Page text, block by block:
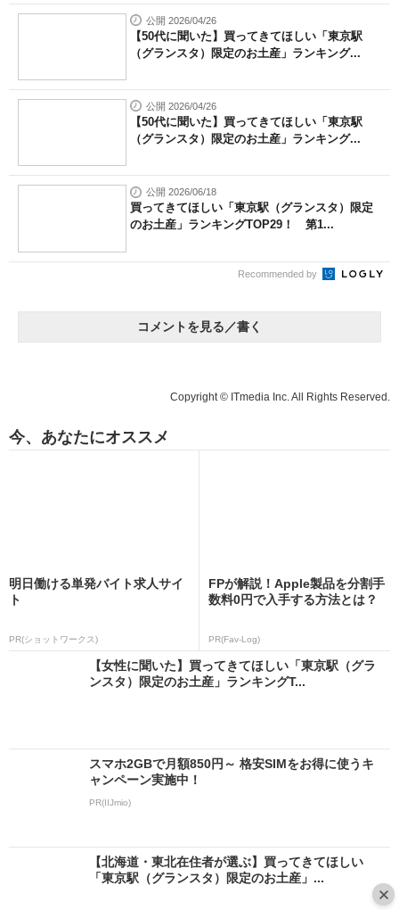
公開 2026/04/26
【50代に聞いた】買ってきてほしい「東京駅
（グランスタ）限定のお土産」ランキング...
公開 2026/04/26
【50代に聞いた】買ってきてほしい「東京駅
（グランスタ）限定のお土産」ランキング...
公開 2026/06/18
買ってきてほしい「東京駅（グランスタ）限定
のお土産」ランキングTOP29！ 第1...
Recommended by
コメントを見る／書く
Copyright © ITmedia Inc. All Rights Reserved.
今、あなたにオススメ
明日働ける単発バイト求人サイ
ト
PR(ショットワークス)
FPが解説！Apple製品を分割手
数料0円で入手する方法とは？
PR(Fav-Log)
【女性に聞いた】買ってきてほしい「東京駅（グラ
ンスタ）限定のお土産」ランキングT...
スマホ2GBで月額850円～ 格安SIMをお得に使うキ
ャンペーン実施中！
PR(IIJmio)
【北海道・東北在住者が選ぶ】買ってきてほしい
「東京駅（グランスタ）限定のお土産」...